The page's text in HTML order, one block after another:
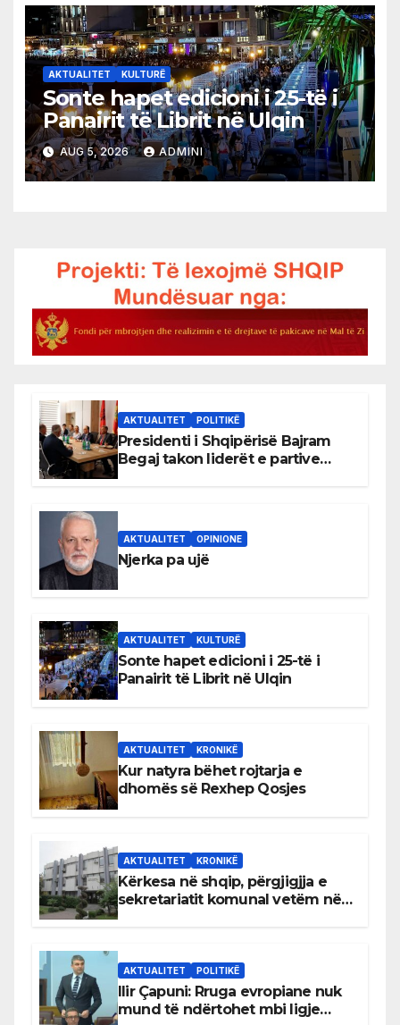
AKTUALITET KULTURË
Sonte hapet edicioni i 25-të i
Panairit të Librit në Ulqin
AUG 5, 2026 ADMINI
AKTUALITET POLITIKË
Presidenti i Shqipërisë Bajram
Begaj takon liderët e partive
AKTUALITET OPINIONE
Njerka pa ujë
AKTUALITET KULTURË
Sonte hapet edicioni i 25-të i
Panairit të Librit në Ulqin
AKTUALITET KRONIKË
Kur natyra bëhet rojtarja e
dhomës së Rexhep Qosjes
AKTUALITET KRONIKË
Kërkesa në shqip, përgjigjja e
sekretariatit komunal vetëm në
AKTUALITET POLITIKË
Ilir Çapuni: Rruga evropiane nuk
mund të ndërtohet mbi ligje